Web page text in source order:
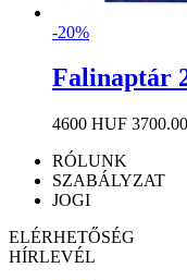
-20%
Falinaptár
4600 HUF
RÓLUNK
SZABÁLYZAT
JOGI
ELÉRHETŐSÉG
HÍRLEVÉL